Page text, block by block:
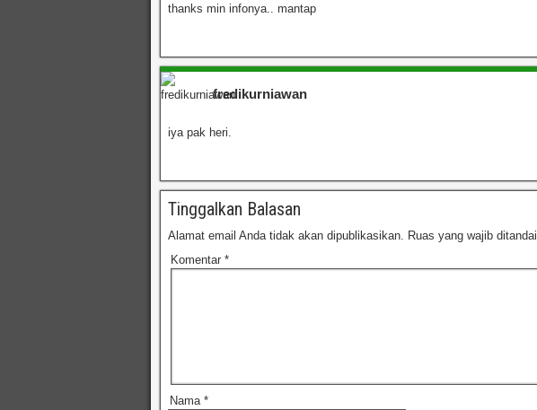
thanks min infonya.. mantap
fredikurniawan
iya pak heri.
Tinggalkan Balasan
Alamat email Anda tidak akan dipublikasikan. Ruas yang wajib ditandai
Komentar *
Nama *